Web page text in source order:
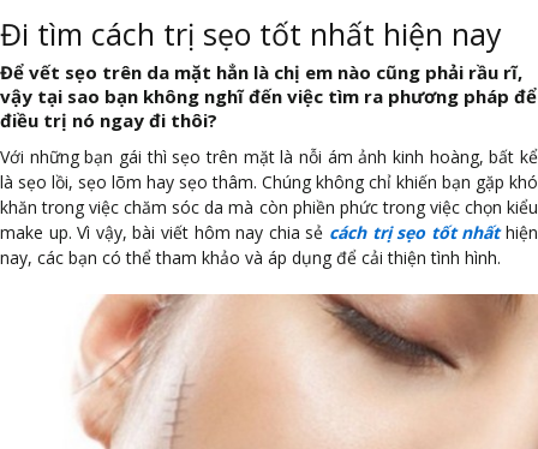
Đi tìm cách trị sẹo tốt nhất hiện nay
Để vết sẹo trên da mặt hẳn là chị em nào cũng phải rầu rĩ,
vậy tại sao bạn không nghĩ đến việc tìm ra phương pháp để
điều trị nó ngay đi thôi?
Với những bạn gái thì sẹo trên mặt là nỗi ám ảnh kinh hoàng, bất kể
là sẹo lồi, sẹo lõm hay sẹo thâm. Chúng không chỉ khiến bạn gặp khó
khăn trong việc chăm sóc da mà còn phiền phức trong việc chọn kiểu
make up. Vì vậy, bài viết hôm nay chia sẻ cách trị sẹo tốt nhấthiện
nay, các bạn có thể tham khảo và áp dụng để cải thiện tình hình.